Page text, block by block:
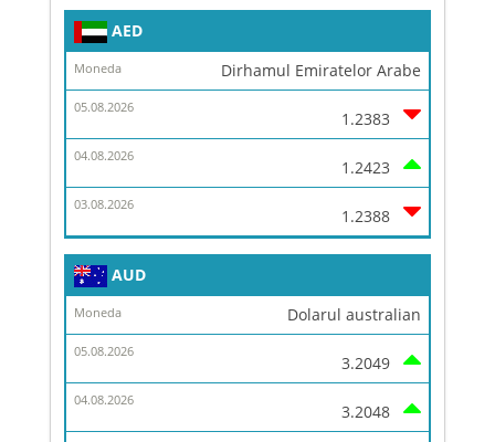
AED
Dirhamul Emiratelor Arabe
1.2383
1.2423
1.2388
AUD
Dolarul australian
3.2049
3.2048